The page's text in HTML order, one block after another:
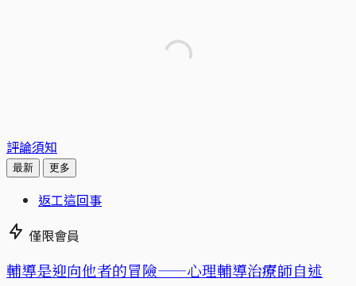
評論須知
最新 更多
返工這回事
僅限會員
輔導是迎向他者的冒險——心理輔導治療師自述